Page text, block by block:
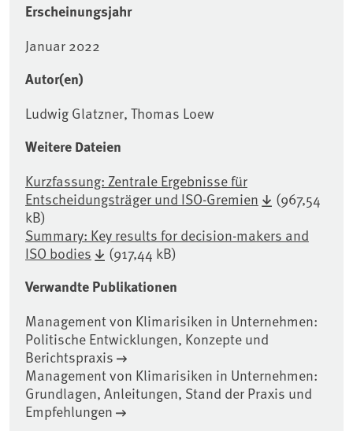
Erscheinungsjahr
Januar 2022
Autor(en)
Ludwig Glatzner, Thomas Loew
Weitere Dateien
Kurzfassung: Zentrale Ergebnisse für
Entscheidungsträger und ISO-Gremien
(967,54
kB)
Summary: Key results for decision-makers and
ISO bodies
(917,44 kB)
Verwandte Publikationen
Management von Klimarisiken in Unternehmen:
Politische Entwicklungen, Konzepte und
Berichtspraxis
Management von Klimarisiken in Unternehmen:
Grundlagen, Anleitungen, Stand der Praxis und
Empfehlungen